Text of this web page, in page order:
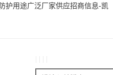
护用途广泛厂家供应招商信息-凯